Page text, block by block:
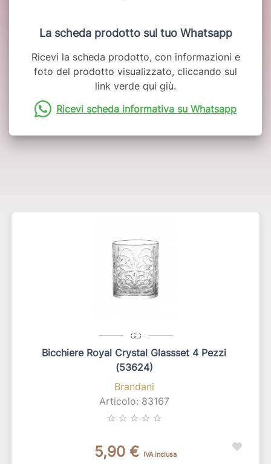
La scheda prodotto sul tuo Whatsapp
Ricevi la scheda prodotto, con informazioni e
foto del prodotto visualizzato, cliccando sul
link verde qui giù.
Ricevi scheda informativa su Whatsapp
Bicchiere Royal Crystal Glassset 4 Pezzi
(53624)
Brandani
Articolo: 83167
star_border star_border star_border star_border star_border
5,90 € IVA inclusa